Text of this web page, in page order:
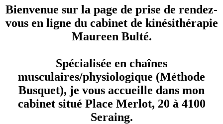
Bienvenue sur la page de prise de rendez-
vous en ligne du cabinet de kinésithérapie
Maureen Bulté.
Spécialisée en chaînes
musculaires/physiologique (Méthode
Busquet), je vous accueille dans mon
cabinet situé Place Merlot, 20 à 4100
Seraing.